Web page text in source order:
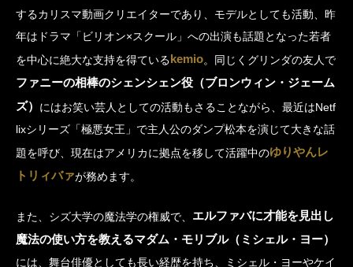
するカリスマ動画クリエイターであり、モデルとしても活動、昨
年はドラマ「ビリオン×スクール」への出演も話題となった若者
を中心に絶大な支持を得ている kemio。同じくグリンダの友人で
ファニーの相棒のシェンシェン役（ブロンウィン・ジェーム
ズ） にはお笑い芸人としての活動もさることながら、最近はNetf
lixシリーズ「極悪女王」で主人公のダンプ松本を演じて大きな話
題を呼び、現在はアメリカに拠点を移して活躍中のゆりやんレ
トリィバァが務めます。
また、シズ大学の魔法学の権威で、 エルファバに才能を見出し
魔法の使い方を教えるマダム・モリブル（ミシェル・ヨー）
には、舞台俳優としても長い経歴を持ち、ミシェル・ヨーやケイ